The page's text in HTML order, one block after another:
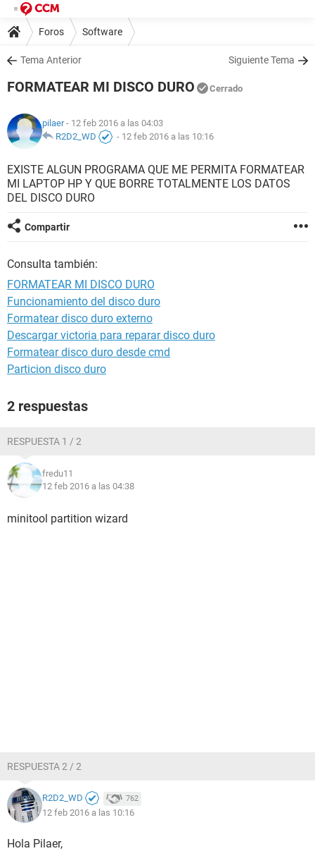
Foros Software
Tema Anterior Siguiente Tema
FORMATEAR MI DISCO DURO Cerrado
pilaer- 12 feb 2016 a las 04:03
R2D2_WD
- 12 feb 2016 a las 10:16
EXISTE ALGUN PROGRAMA QUE ME PERMITA FORMATEAR
MI LAPTOP HP Y QUE BORRE TOTALMENTE LOS DATOS
DEL DISCO DURO
Compartir
Consulta también:
FORMATEAR MI DISCO DURO
Funcionamiento del disco duro
Formatear disco duro externo
Descargar victoria para reparar disco duro
Formatear disco duro desde cmd
Particion disco duro
2 respuestas
RESPUESTA 1 / 2
fredu11
12 feb 2016 a las 04:38
minitool partition wizard
RESPUESTA 2 / 2
R2D2_WD 762
12 feb 2016 a las 10:16
Hola Pilaer,